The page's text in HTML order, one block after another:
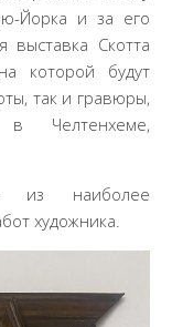
Йорка и за его
Скотта
которой будут
так и гравюры,
Челтенхеме,
из наиболее
художника.